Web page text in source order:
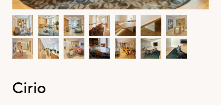
Cirio